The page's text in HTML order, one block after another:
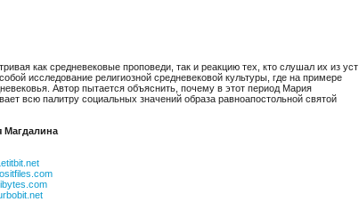
как средневековые проповеди, так и реакцию тех, кто слушал их из уст
исследование религиозной средневековой культуры, где на примере
Автор пытается объяснить, почему в этот период Мария
всю палитру социальных значений образа равноапостольной святой
Магдалина